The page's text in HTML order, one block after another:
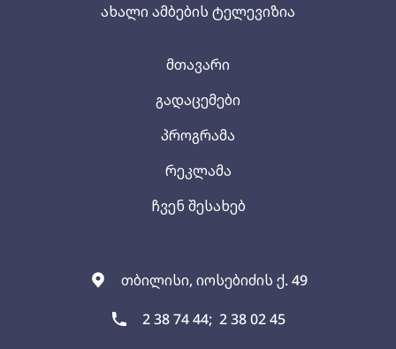
ახალი ამბების ტელევიზია
თბილისი, იოსებიძის ქ. 49
2 38 74 44; 2 38 02 45
მთავარი
გადაცემები
პროგრამა
რეკლამა
ჩვენ შესახებ